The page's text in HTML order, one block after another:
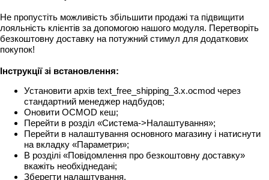
Не пропустіть можливість збільшити продажі та підвищити
лояльність клієнтів за допомогою нашого модуля. Перетворіть
безкоштовну доставку на потужний стимул для додаткових
покупок!
Інструкції зі встановлення:
Установити архів text_free_shipping_3.x.ocmod через
стандартний менеджер надбудов;
Оновити OCMOD кеш;
Перейти в розділ «Система->Налаштування»;
Перейти в налаштування основного магазину і натиснути
на вкладку «Параметри»;
В розділі «Повідомлення про безкоштовну доставку»
вкажіть необхіднедані;
Зберегти налаштування.